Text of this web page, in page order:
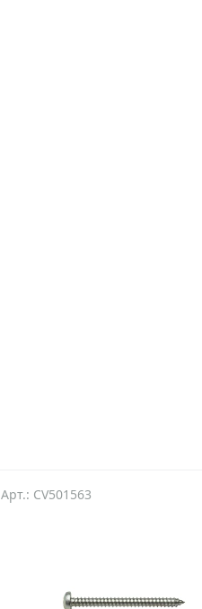
Арт.: CV501563